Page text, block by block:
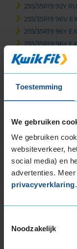
Toestemming
We gebruiken
We gebruiken
websiteverkeer,
social media) en
advertenties.
privacyverklaring.
Noodzakelijk
255/35R19 92Y
255/35R19 96V
255/35R19 96Y
255/35R19 96Y
255/35R19 96Y
255/35R19 96Y
255/35R19 96Y
255/40R19 100Y
255/40R19 100Y
255/40R19 96W
255/45R19 100W